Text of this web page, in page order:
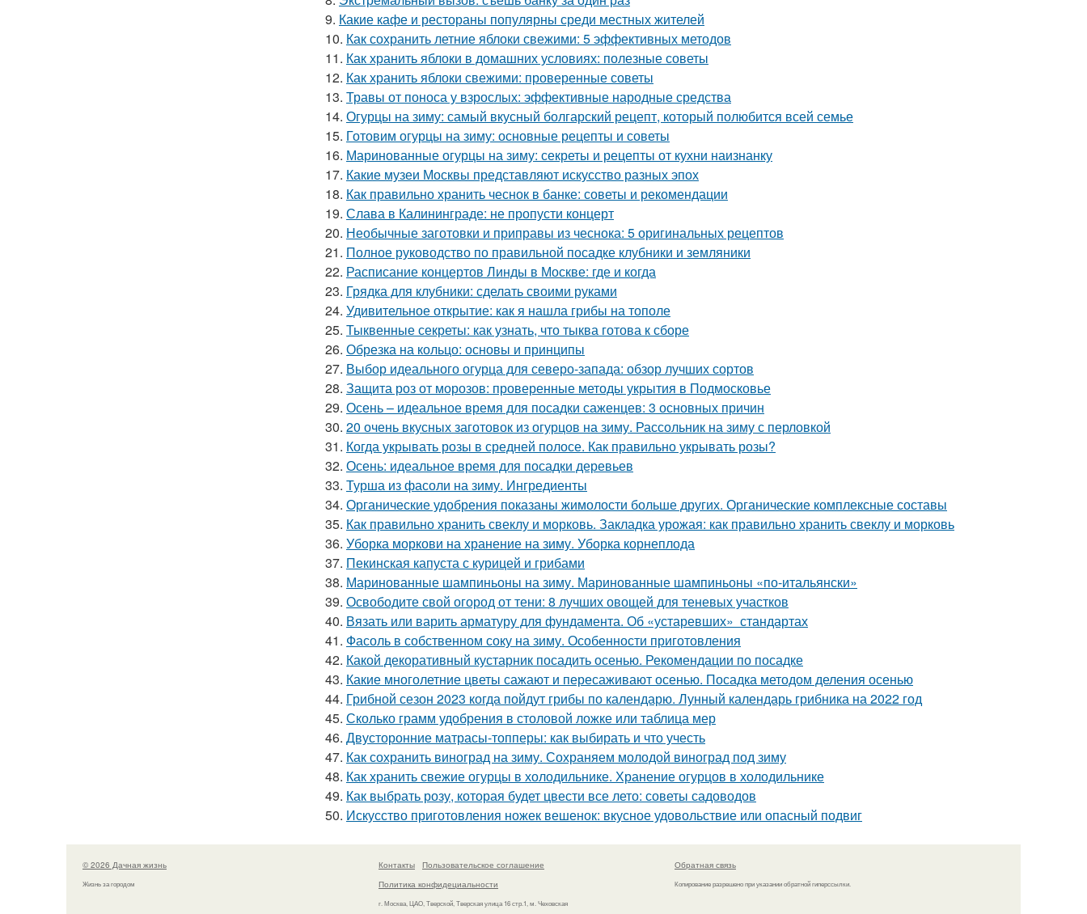
9. Какие кафе и рестораны популярны среди местных жителей
10. Как сохранить летние яблоки свежими: 5 эффективных методов
11. Как хранить яблоки в домашних условиях: полезные советы
12. Как хранить яблоки свежими: проверенные советы
13. Травы от поноса у взрослых: эффективные народные средства
14. Огурцы на зиму: самый вкусный болгарский рецепт, который полюбится всей семье
15. Готовим огурцы на зиму: основные рецепты и советы
16. Маринованные огурцы на зиму: секреты и рецепты от кухни наизнанку
17. Какие музеи Москвы представляют искусство разных эпох
18. Как правильно хранить чеснок в банке: советы и рекомендации
19. Слава в Калининграде: не пропусти концерт
20. Необычные заготовки и приправы из чеснока: 5 оригинальных рецептов
21. Полное руководство по правильной посадке клубники и земляники
22. Расписание концертов Линды в Москве: где и когда
23. Грядка для клубники: сделать своими руками
24. Удивительное открытие: как я нашла грибы на тополе
25. Тыквенные секреты: как узнать, что тыква готова к сборе
26. Обрезка на кольцо: основы и принципы
27. Выбор идеального огурца для северо-запада: обзор лучших сортов
28. Защита роз от морозов: проверенные методы укрытия в Подмосковье
29. Осень – идеальное время для посадки саженцев: 3 основных причин
30. 20 очень вкусных заготовок из огурцов на зиму. Рассольник на зиму с перловкой
31. Когда укрывать розы в средней полосе. Как правильно укрывать розы?
32. Осень: идеальное время для посадки деревьев
33. Турша из фасоли на зиму. Ингредиенты
34. Органические удобрения показаны жимолости больше других. Органические комплексные составы
35. Как правильно хранить свеклу и морковь. Закладка урожая: как правильно хранить свеклу и морковь
36. Уборка моркови на хранение на зиму. Уборка корнеплода
37. Пекинская капуста с курицей и грибами
38. Маринованные шампиньоны на зиму. Маринованные шампиньоны «по-итальянски»
39. Освободите свой огород от тени: 8 лучших овощей для теневых участков
40. Вязать или варить арматуру для фундамента. Об «устаревших» стандартах
41. Фасоль в собственном соку на зиму. Особенности приготовления
42. Какой декоративный кустарник посадить осенью. Рекомендации по посадке
43. Какие многолетние цветы сажают и пересаживают осенью. Посадка методом деления осенью
44. Грибной сезон 2023 когда пойдут грибы по календарю. Лунный календарь грибника на 2022 год
45. Сколько грамм удобрения в столовой ложке или таблица мер
46. Двусторонние матрасы-топперы: как выбирать и что учесть
47. Как сохранить виноград на зиму. Сохраняем молодой виноград под зиму
48. Как хранить свежие огурцы в холодильнике. Хранение огурцов в холодильнике
49. Как выбрать розу, которая будет цвести все лето: советы садоводов
50. Искусство приготовления ножек вешенок: вкусное удовольствие или опасный подвиг
© 2026 Дачная жизнь
Жизнь за городом
Контакты
Пользовательское соглашение
Политика конфидециальности
г. Москва, ЦАО, Тверской, Тверская улица 16 стр.1, м. Чеховская
Обратная связь
Копирование разрешено при указании обратной гиперссылки.